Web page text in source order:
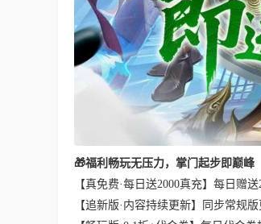
🎁福利畅玩无压力，掌门起步即巅峰
【真免费·每日送2000真充】每日赠
【追新版·内容持续更新】同步常规